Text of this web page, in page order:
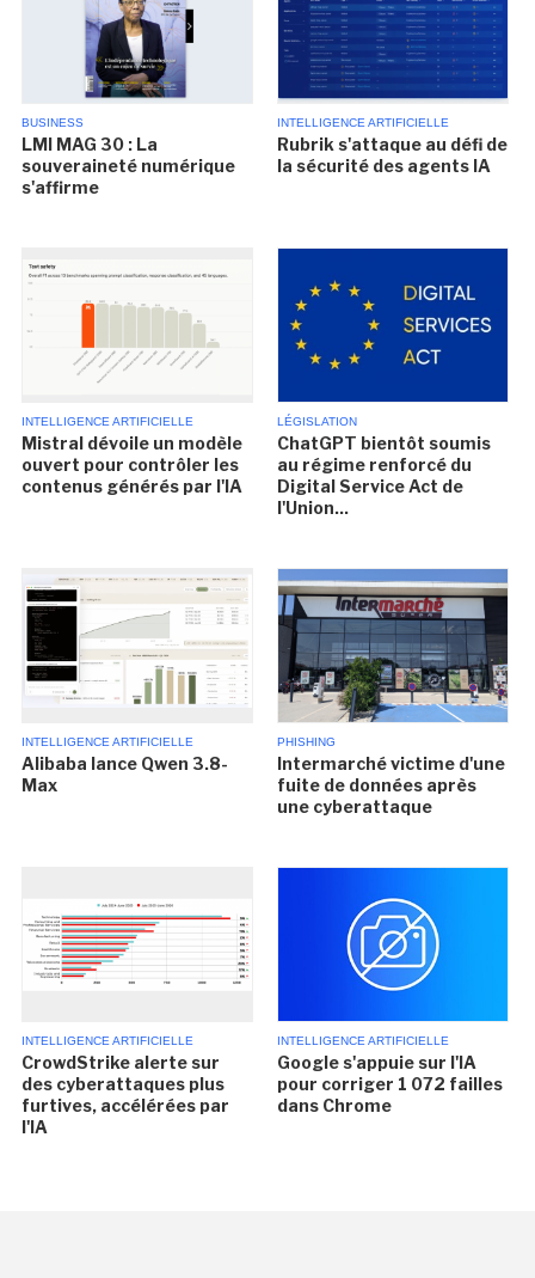
BUSINESS
LMI MAG 30 : La
souveraineté numérique
s'affirme
INTELLIGENCE ARTIFICIELLE
Rubrik s'attaque au défi de
la sécurité des agents IA
INTELLIGENCE ARTIFICIELLE
Mistral dévoile un modèle
ouvert pour contrôler les
contenus générés par l'IA
LÉGISLATION
ChatGPT bientôt soumis
au régime renforcé du
Digital Service Act de
l'Union...
INTELLIGENCE ARTIFICIELLE
Alibaba lance Qwen 3.8-
Max
PHISHING
Intermarché victime d'une
fuite de données après
une cyberattaque
INTELLIGENCE ARTIFICIELLE
CrowdStrike alerte sur
des cyberattaques plus
furtives, accélérées par
l'IA
INTELLIGENCE ARTIFICIELLE
Google s'appuie sur l'IA
pour corriger 1 072 failles
dans Chrome